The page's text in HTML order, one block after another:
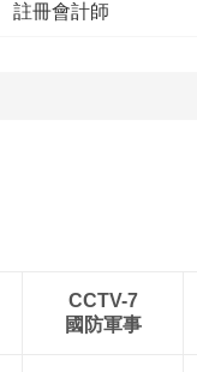
註冊會計師
CCTV-7
國防軍事